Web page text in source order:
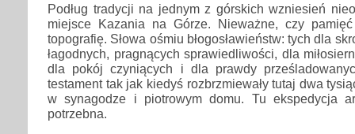
Podług tradycji na jednym z górskich wzniesień
miejsce Kazania na Górze. Nieważne, czy pamięć
topografię. Słowa ośmiu błogosławieństw: tych dla
łagodnych, pragnących sprawiedliwości, dla
dla pokój czyniących i dla prawdy
testament tak jak kiedyś rozbrzmiewały tutaj dwa
w synagodze i piotrowym domu. Tu ekspedycja
potrzebna.